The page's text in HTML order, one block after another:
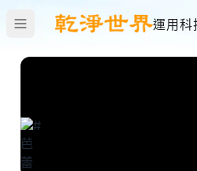
運用科